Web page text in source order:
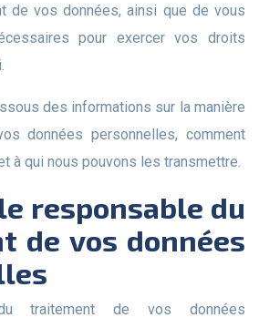
de vos données, ainsi que de vous
pour exercer vos droits
données personnelles, comment
à qui nous pouvons les transmettre.
de vos données